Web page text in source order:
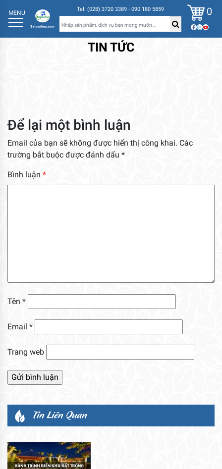
MENU Tel: (028) 3720 3389 - 090 180 5859 0
TIN TỨC
Để lại một bình luận
Email của bạn sẽ không được hiển thị công khai. Các
trường bắt buộc được đánh dấu *
Bình luận *
Tên *
Email *
Trang web
Tin Liên Quan